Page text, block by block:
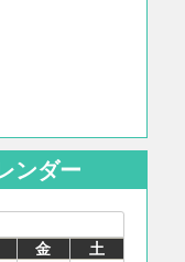
ンダー
金 土